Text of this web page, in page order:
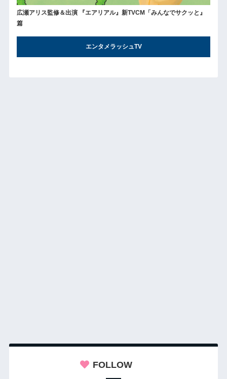
広瀬アリス監修＆出演 『エアリアル』新TVCM「みんなでサクッと』
篇
エンタメラッシュTV
FOLLOW